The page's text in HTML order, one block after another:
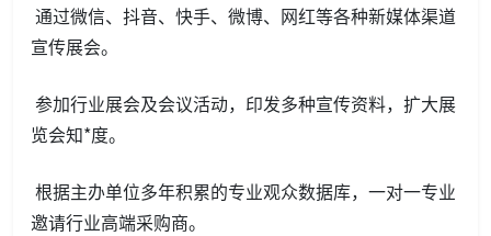
通过微信、抖音、快手、微博、网红等各种新媒体渠道
宣传展会。
参加行业展会及会议活动，印发多种宣传资料，扩大展
览会知*度。
根据主办单位多年积累的专业观众数据库，一对一专业
邀请行业高端采购商。